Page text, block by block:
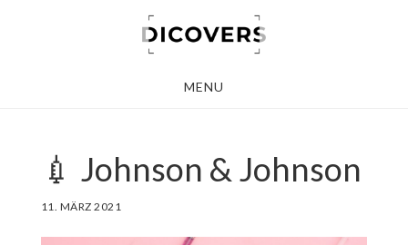
MENU
💉 Johnson & Johnson
11. MÄRZ 2021